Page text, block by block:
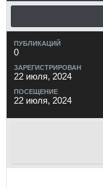
ПУБЛИКАЦИЙ
0
ЗАРЕГИСТРИРОВАН
22 июля, 2024
ПОСЕЩЕНИЕ
22 июля, 2024